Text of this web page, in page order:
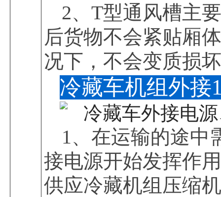
2、T型通风槽主
后货物不会紧贴厢
况下，不会变质损
冷藏车机组外接
1、在运输的途中
接电源开始发挥作
供应冷藏机组压缩